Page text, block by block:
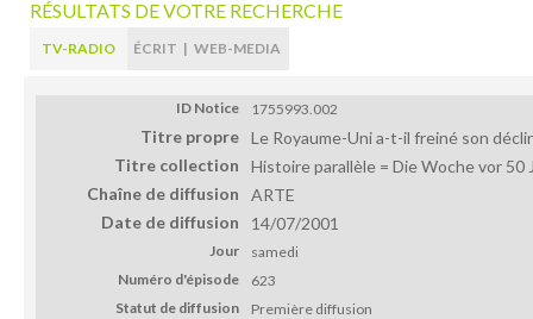
RÉSULTATS DE VOTRE RECHERCHE
TV-RADIO ÉCRIT | WEB-MEDIA
ID Notice 1755993.002
Titre propre Le Royaume-Uni a-t-il freiné son
Titre collection
Histoire parallèle = Die Woche vor 50
Chaîne de diffusion
ARTE
Date de diffusion
14/07/2001
Jour
samedi
Numéro d'épisode
623
Statut de diffusion
Première diffusion